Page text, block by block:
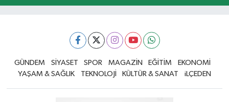
GÜNDEM SİYASET SPOR MAGAZİN EĞİTİM
EKONOMİ
YAŞAM & SAĞLIK
TEKNOLOJİ KÜLTÜR & SANAT iLÇEDEN